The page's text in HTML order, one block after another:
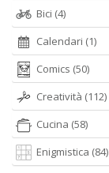
Bici (4)
Calendari (1)
Comics (50)
Creatività (112)
Cucina (58)
Enigmistica (84)